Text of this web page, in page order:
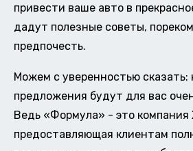
привести ваше авто в
дадут полезные советы,
предпочесть.
Можем с уверенностью сказать:
предложения будут для вас
Ведь «Формула» - это компания
предоставляющая клиентам